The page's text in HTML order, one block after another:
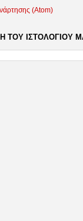
(Atom)
ΤΟΥ ΙΣΤΟΛΟΓΙΟΥ